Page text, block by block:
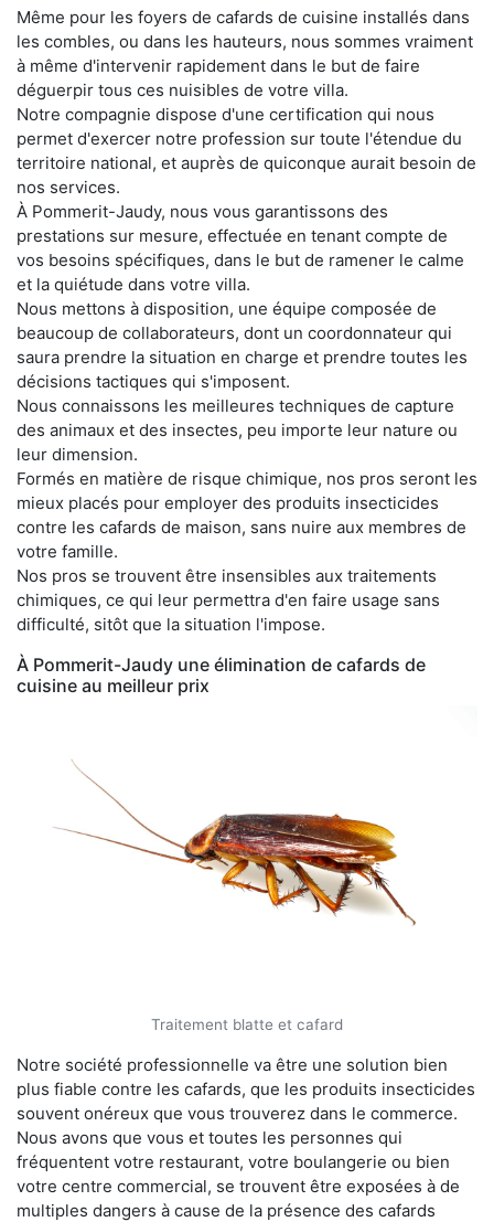
Même pour les foyers de cafards de cuisine installés dans
les combles, ou dans les hauteurs, nous sommes vraiment
à même d'intervenir rapidement dans le but de faire
déguerpir tous ces nuisibles de votre villa.
Notre compagnie dispose d'une certification qui nous
permet d'exercer notre profession sur toute l'étendue du
territoire national, et auprès de quiconque aurait besoin de
nos services.
À Pommerit-Jaudy, nous vous garantissons des
prestations sur mesure, effectuée en tenant compte de
vos besoins spécifiques, dans le but de ramener le calme
et la quiétude dans votre villa.
Nous mettons à disposition, une équipe composée de
beaucoup de collaborateurs, dont un coordonnateur qui
saura prendre la situation en charge et prendre toutes les
décisions tactiques qui s'imposent.
Nous connaissons les meilleures techniques de capture
des animaux et des insectes, peu importe leur nature ou
leur dimension.
Formés en matière de risque chimique, nos pros seront les
mieux placés pour employer des produits insecticides
contre les cafards de maison, sans nuire aux membres de
votre famille.
Nos pros se trouvent être insensibles aux traitements
chimiques, ce qui leur permettra d'en faire usage sans
difficulté, sitôt que la situation l'impose.
À Pommerit-Jaudy une élimination de cafards de
cuisine au meilleur prix
Traitement blatte et cafard
Notre société professionnelle va être une solution bien
plus fiable contre les cafards, que les produits insecticides
souvent onéreux que vous trouverez dans le commerce.
Nous avons que vous et toutes les personnes qui
fréquentent votre restaurant, votre boulangerie ou bien
votre centre commercial, se trouvent être exposées à de
multiples dangers à cause de la présence des cafards